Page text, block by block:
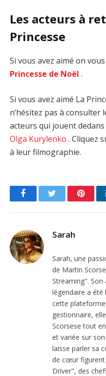
Les acteurs à
Princesse
Si vous avez aimé on
Princesse de Noël .
Si vous avez aimé La
n’hésitez pas à consulter
acteurs qui jouent dedans
Olga Kurylenko . Cliquez
à leur filmographie.
FacebookTwitter
Sarah
Sarah, une
de Martin
Streaming".
légendaire a
cette
gestionnaire,
Scorsese tout
et variée sur
laisse parler sa
de cœur figurent
Driver", des